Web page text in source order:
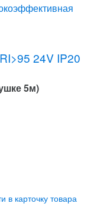
24V IP20
5м)
в карточку товара